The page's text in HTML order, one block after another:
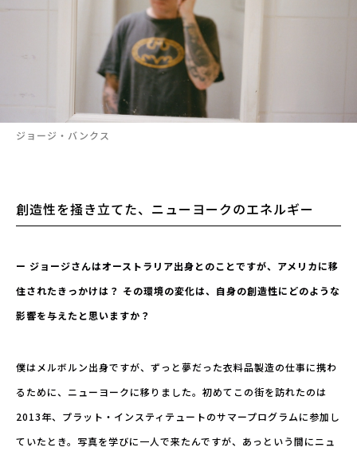
ジョージ・バンクス
創造性を掻き立てた、ニューヨークのエネルギー
ー ジョージさんはオーストラリア出身とのことですが、アメリカに移
住されたきっかけは？ その環境の変化は、自身の創造性にどのような
影響を与えたと思いますか？
僕はメルボルン出身ですが、ずっと夢だった衣料品製造の仕事に携わ
るために、ニューヨークに移りました。初めてこの街を訪れたのは
2013年、プラット・インスティテュートのサマープログラムに参加し
ていたとき。写真を学びに一人で来たんですが、あっという間にニュ